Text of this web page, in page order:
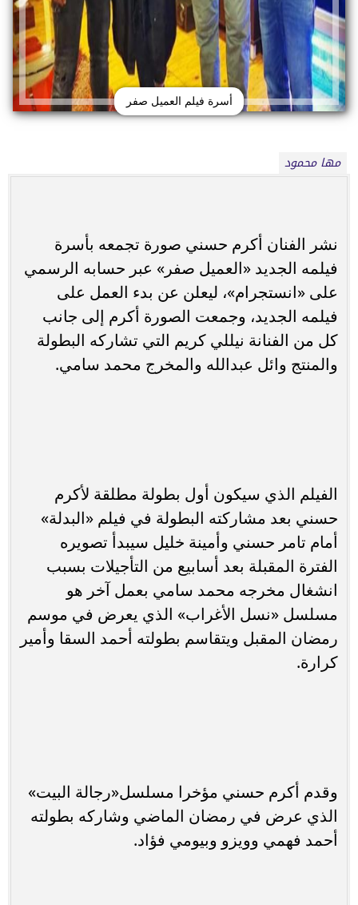
أسرة فيلم العميل صفر
مها محمود
نشر الفنان أكرم حسني صورة تجمعه بأسرة
فيلمه الجديد «العميل صفر» عبر حسابه الرسمي
على «انستجرام»، ليعلن عن بدء العمل على
فيلمه الجديد، وجمعت الصورة أكرم إلى جانب
كل من الفنانة نيللي كريم التي تشاركه البطولة
والمنتج وائل عبدالله والمخرج محمد سامي.
الفيلم الذي سيكون أول بطولة مطلقة لأكرم
حسني بعد مشاركته البطولة في فيلم «البدلة»
أمام تامر حسني وأمينة خليل سيبدأ تصويره
الفترة المقبلة بعد أسابيع من التأجيلات بسبب
انشغال مخرجه محمد سامي بعمل آخر هو
مسلسل «نسل الأغراب» الذي يعرض في موسم
رمضان المقبل ويتقاسم بطولته أحمد السقا وأمير
كرارة.
وقدم أكرم حسني مؤخرا مسلسل«رجالة البيت»
الذي عرض في رمضان الماضي وشاركه بطولته
أحمد فهمي وويزو وبيومي فؤاد.